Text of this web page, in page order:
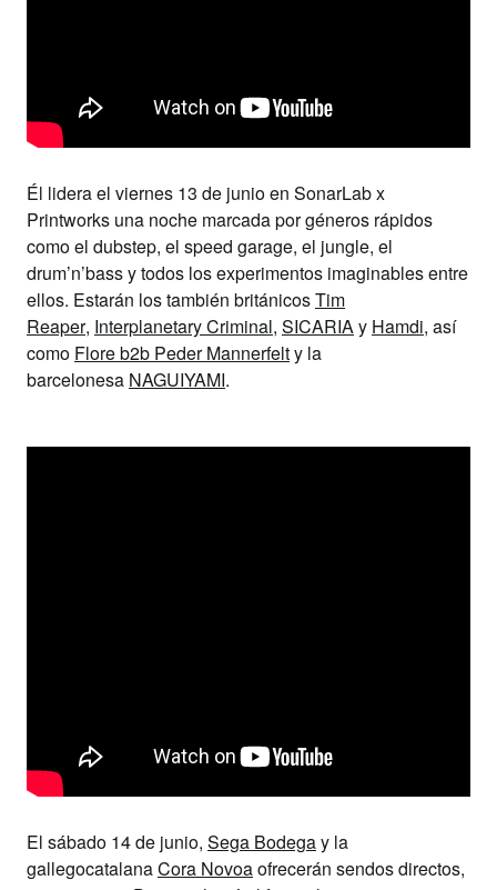
Él lidera el viernes 13 de junioen SonarLab x
Printworks una noche marcada por géneros rápidos
como el dubstep, el speed garage, el jungle, el
drum’n’bass y todos los experimentos imaginables entre
ellos. Estarán los también británicosTim
Reaper, Interplanetary Criminal, SICARIAy Hamdi, así
como Flore b2b Peder Mannerfelty la
barcelonesa NAGUIYAMI.
El sábado 14 de junio, Sega Bodegay la
gallegocatalanaCora Novoaofrecerán sendos directos,